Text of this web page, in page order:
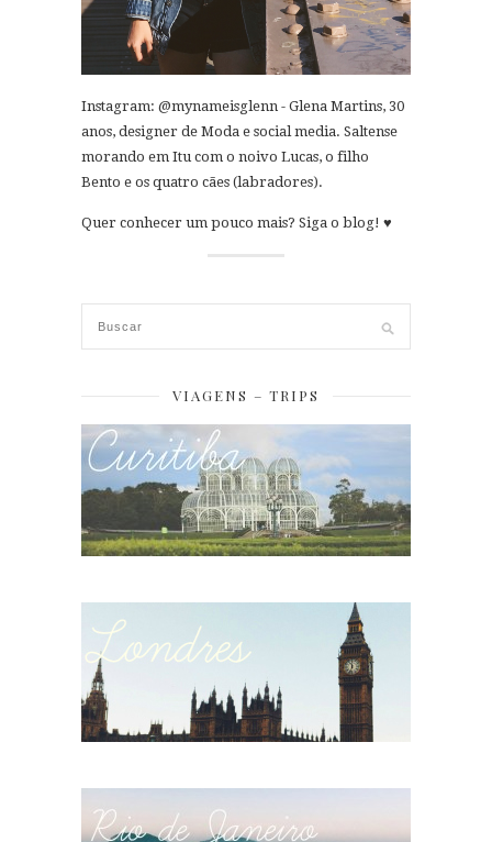
Instagram: @mynameisglenn - Glena Martins, 30
anos, designer de Moda e social media. Saltense
morando em Itu com o noivo Lucas, o filho
Bento e os quatro cães (labradores).
Quer conhecer um pouco mais? Siga o blog! ♥
VIAGENS – TRIPS